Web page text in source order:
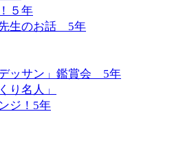
５年
生のお話 5年
ッサン」鑑賞会 5年
り名人」
ジ！5年